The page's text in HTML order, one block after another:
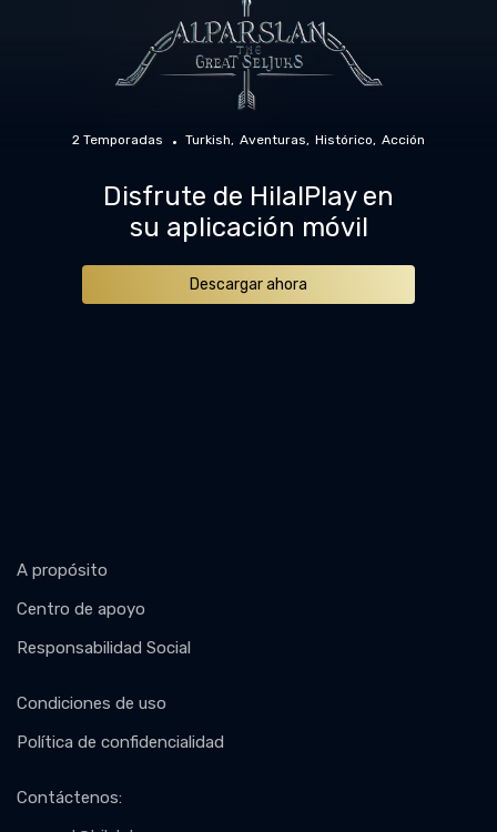
2 Temporadas Turkish Aventuras Histórico Acción
Disfrute de HilalPlay en
su aplicación móvil
Descargar ahora
A propósito
Centro de apoyo
Responsabilidad Social
Condiciones de uso
Política de confidencialidad
Contáctenos: